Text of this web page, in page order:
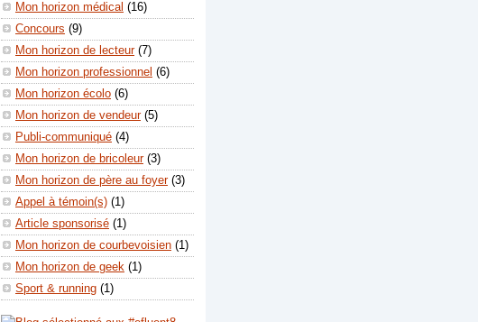
Mon horizon médical (16)
Concours (9)
Mon horizon de lecteur (7)
Mon horizon professionnel (6)
Mon horizon écolo (6)
Mon horizon de vendeur (5)
Publi-communiqué (4)
Mon horizon de bricoleur (3)
Mon horizon de père au foyer (3)
Appel à témoin(s) (1)
Article sponsorisé (1)
Mon horizon de courbevoisien (1)
Mon horizon de geek (1)
Sport & running (1)